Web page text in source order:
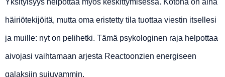
Yksityisyys helpottaa myös keskittymisessä. Kotona on aina
häiriötekijöitä, mutta oma eristetty tila tuottaa viestin itsellesi
ja muille: nyt on pelihetki. Tämä psykologinen raja helpottaa
aivojasi vaihtamaan arjesta Reactoonzien energiseen
galaksiin sujuvammin.